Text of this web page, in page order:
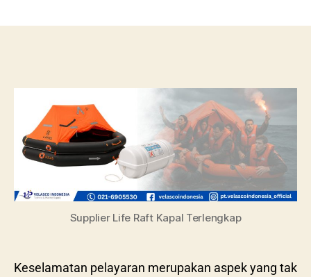
Supplier Life Raft Kapal Terlengkap
Keselamatan pelayaran merupakan aspek yang tak